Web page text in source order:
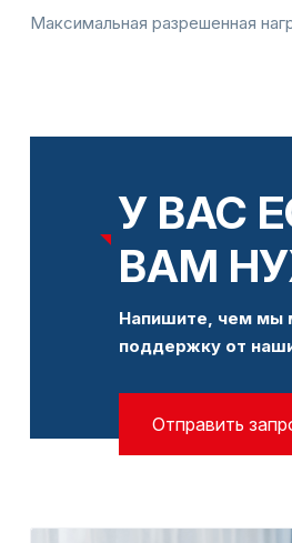
Максимальная разрешенная
У ВАС
ВАМ
Напишите, чем мы
поддержку от
Отправить